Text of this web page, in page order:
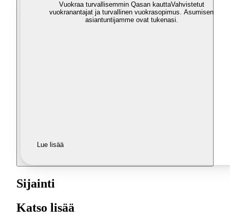
Vuokraa turvallisemmin Qasan kauttaVahvistetut
vuokranantajat ja turvallinen vuokrasopimus. Asumisen
asiantuntijamme ovat tukenasi.
Lue lisää
Sijainti
Katso lisää